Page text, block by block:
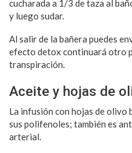
cucharada a 1/3 de taza al
y luego sudar.
Al salir de la bañera puedes
efecto detox continuará otro
transpiración.
Aceite y hojas de
La infusión con hojas de olivo
sus polifenoles; también es
arterial.